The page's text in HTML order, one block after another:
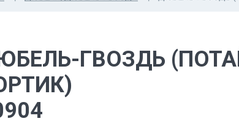
ДЮБЕЛЬГВОЗДЬ,
ЯКОРЯ, КРЕПЕЖИ
ФУРНИТУРА,
ЛЕНТЫ, ГВОЗДИ
ГВОЗДЬ